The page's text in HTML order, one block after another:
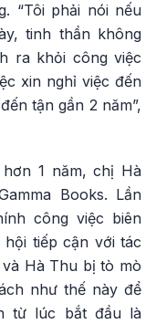
“Tôi phải nói nếu
tinh thần không
ra khỏi công việc
xin nghỉ việc đến
tận gần 2 năm”,
1 năm, chị Hà
Books. Lần
công việc biên
tiếp cận với tác
Hà Thu bị tò mò
như thế này để
từ lúc bắt đầu là